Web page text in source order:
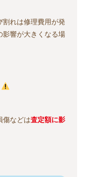
割れは修理費用が発
影響が大きくなる場
傷などは査定額に影